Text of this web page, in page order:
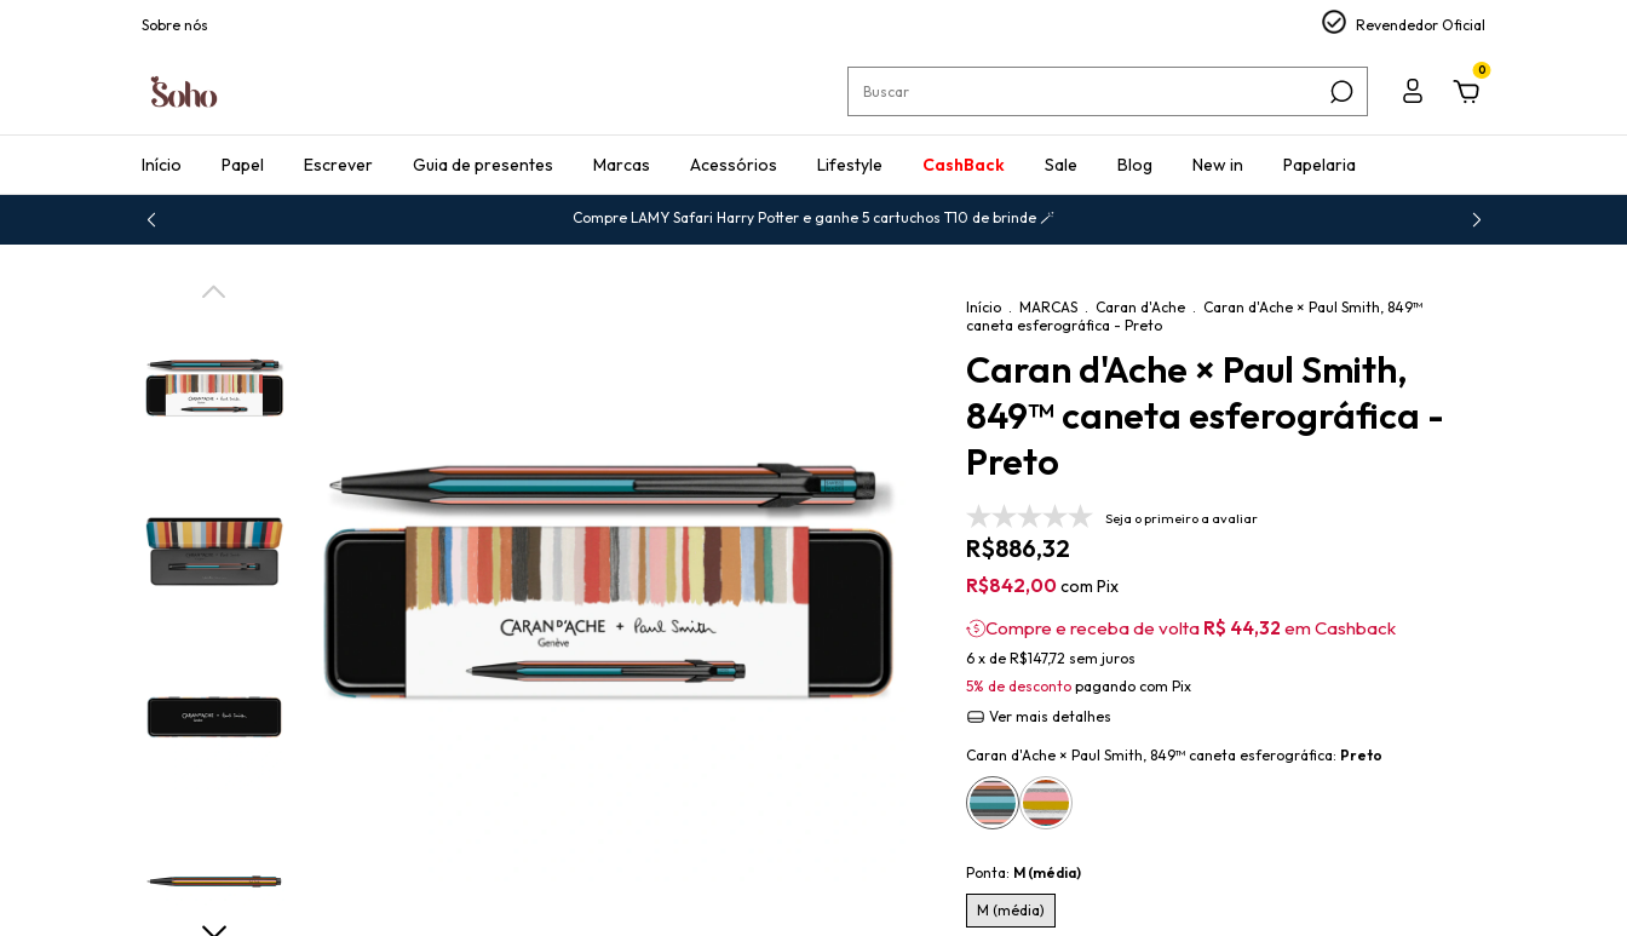
Sobre nós Revendedor Oficial
0
Início Papel Escrever Guia de presentes Marcas Acessórios Lifestyle CashBack Sale Blog New in Papelaria
Compre LAMY Safari Harry Potter e ganhe 5 cartuchos T10 de brinde 🪄
Início . MARCAS . Caran d'Ache . Caran d'Ache × Paul Smith, 849™
caneta esferográfica - Preto
Caran d'Ache × Paul Smith,
849™ caneta esferográfica -
Preto
Seja o primeiro a avaliar
R$886,32
R$842,00com Pix
Compre e receba de volta R$ 44,32 em Cashback
6 x de R$147,72 sem juros
5% de desconto pagando com Pix
Ver mais detalhes
Caran d'Ache × Paul Smith, 849™ caneta esferográfica: Preto
Ponta: M (média)
M (média)